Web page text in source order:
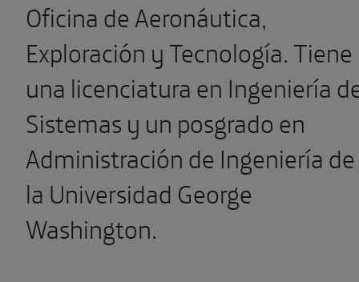
Oficina de Aeronáutica,
Exploración y Tecnología. Tiene
una licenciatura en Ingeniería
Sistemas y un posgrado en
Administración de Ingeniería de
la Universidad George
Washington.